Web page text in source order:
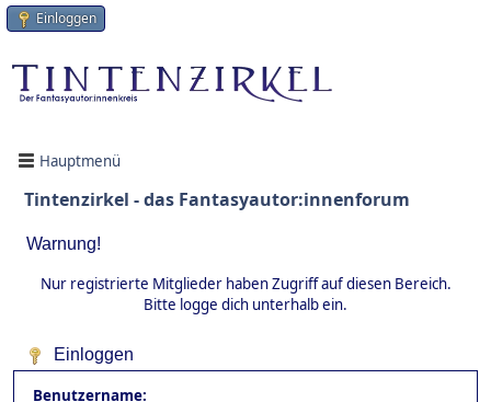
Einloggen
Hauptmenü
Tintenzirkel - das Fantasyautor:innenforum
Warnung!
Nur registrierte Mitglieder haben Zugriff auf diesen Bereich.
Bitte logge dich unterhalb ein.
Einloggen
Benutzername: